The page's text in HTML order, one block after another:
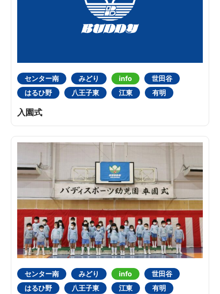
センター南 みどり info
世田谷
はるひ野
八王子東 江東 有明
入園式
センター南 みどり info
世田谷
はるひ野
八王子東 江東 有明